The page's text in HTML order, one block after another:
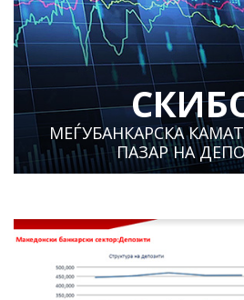
МЕЃУБАНКАРСКА
ПАЗАР НА